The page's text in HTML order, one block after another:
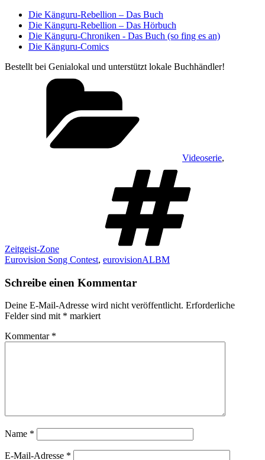
Die Känguru-Rebellion – Das Buch
Die Känguru-Rebellion – Das Hörbuch
Die Känguru-Chroniken - Das Buch (so fing es an)
Die Känguru-Comics
Bestellt bei Genialokal und unterstützt lokale Buchhändler!
Videoserie,
Zeitgeist-Zone
Eurovision Song Contest, eurovisionALBM
Schreibe einen Kommentar
Deine E-Mail-Adresse wird nicht veröffentlicht. Erforderliche
Felder sind mit * markiert
Kommentar *
Name *
E-Mail-Adresse *